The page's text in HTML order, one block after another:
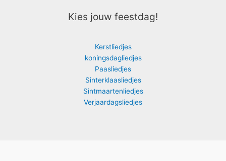
Kies jouw feestdag!
Kerstliedjes
koningsdagliedjes
Paasliedjes
Sinterklaasliedjes
Sintmaartenliedjes
Verjaardagsliedjes